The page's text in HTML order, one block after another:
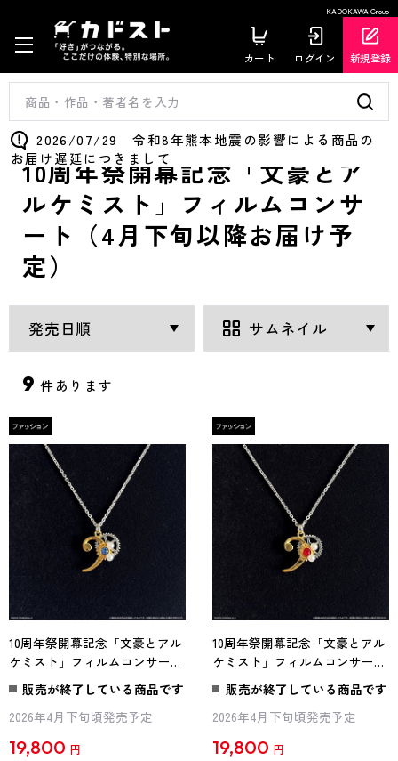
KADOKAWA Group
カート ログイン 新規登録
2026/07/29 令和8年熊本地震の影響による商品の
お届け遅延につきまして
10周年祭開幕記念「文豪とア
ルケミスト」フィルムコンサ
ート（4月下旬以降お届け予
定）
9 件あります
10周年祭開幕記念「文豪とアル
ケミスト」フィルムコンサート
ペンダント 芥川龍之介
販売が終了している商品です
2026年4月下旬頃発売予定
19,800 円
10周年祭開幕記念「文豪とアル
ケミスト」フィルムコンサート
ペンダント 太宰治
販売が終了している商品です
2026年4月下旬頃発売予定
19,800 円